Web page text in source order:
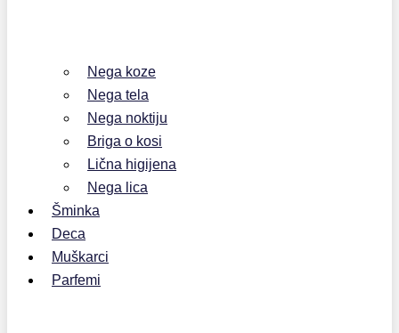
Nega koze
Nega tela
Nega noktiju
Briga o kosi
Lična higijena
Nega lica
Šminka
Deca
Muškarci
Parfemi